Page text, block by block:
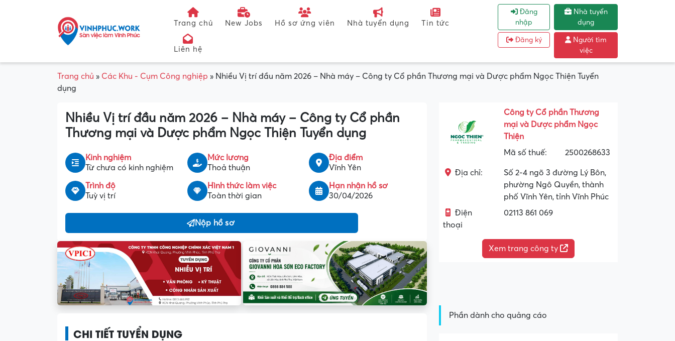
Trang chủ New Jobs Hồ sơ ứng viên Nhà tuyển dụng Tin tức
Liên hệ
Đăng
nhập
Đăng ký
Nhà tuyển
dụng
Người tìm
việc
Trang chủ » Các Khu - Cụm Công nghiệp » Nhiều Vị trí đầu năm 2026 – Nhà máy – Công ty Cổ phần Thương mại và Dược phẩm Ngọc Thiện Tuyển
dụng
Nhiều Vị trí đầu năm 2026 – Nhà máy – Công ty Cổ phần
Thương mại và Dược phẩm Ngọc Thiện Tuyển dụng
Kinh nghiệm
Từ chưa có kinh nghiệm
Mức lương
Thoả thuận
Địa điểm
Vĩnh Yên
Trình độ
Tuỳ vị trí
Hình thức làm việc
Toàn thời gian
Hạn nhận hồ sơ
30/04/2026
Nộp hồ sơ
Công ty Cổ phần Thương
mại và Dược phẩm Ngọc
Thiện
Mã số thuế:
2500268633
Địa chỉ:
Số 2-4 ngõ 3 đường Lý Bôn,
phường Ngô Quyền, thành
phố Vĩnh Yên, tỉnh Vĩnh Phúc
Điện
thoại
02113 861 069
Xem trang công ty
CHI TIẾT TUYỂN DỤNG
Phần dành cho quảng cáo